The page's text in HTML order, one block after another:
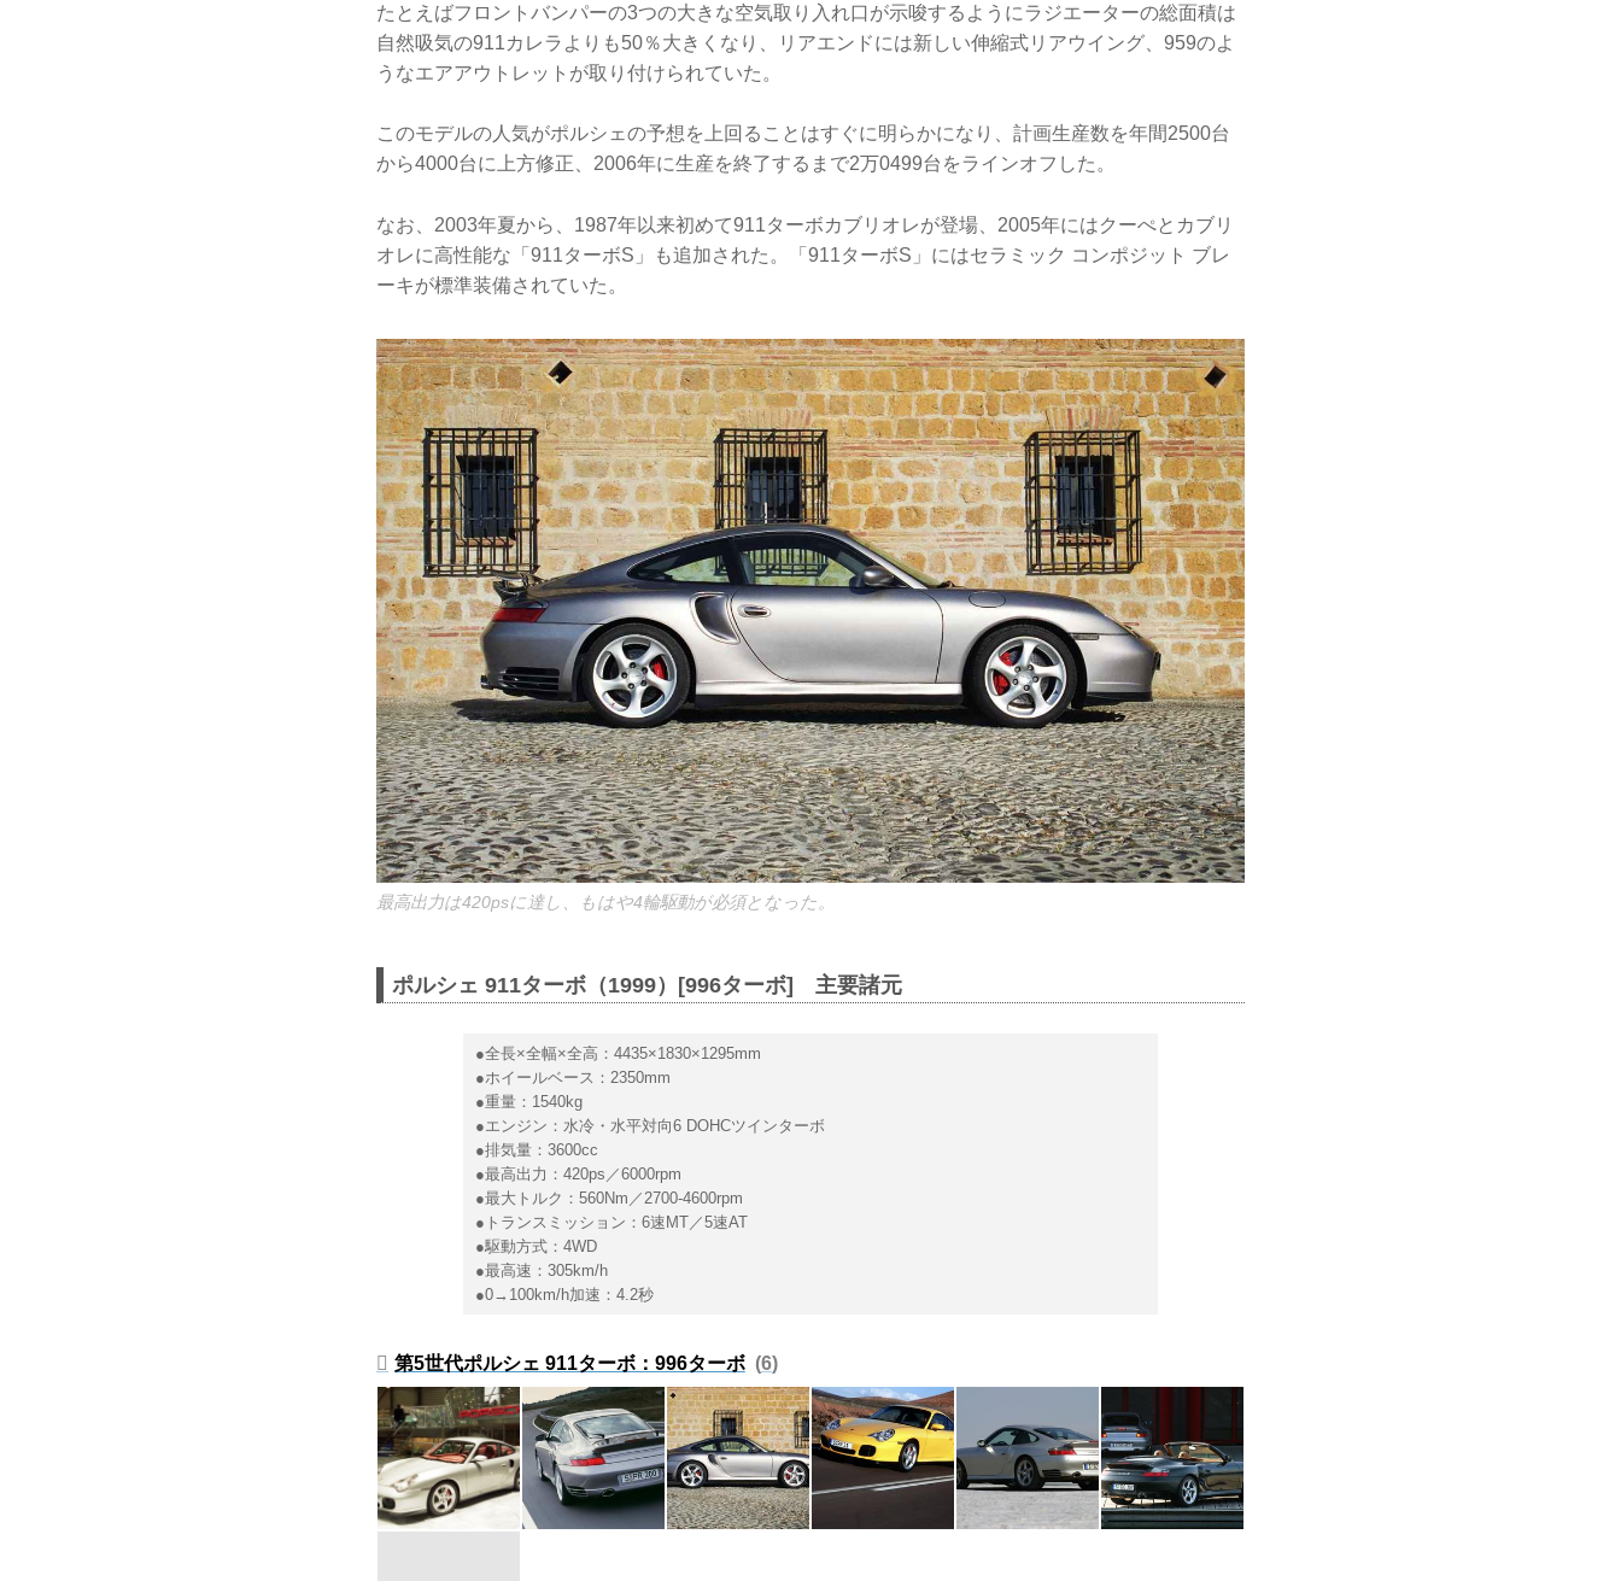
たとえばフロントバンパーの3つの大きな空気取り入れ口が示唆するようにラジエーターの総面積は
自然吸気の911カレラよりも50％大きくなり、リアエンドには新しい伸縮式リアウイング、959のよ
うなエアアウトレットが取り付けられていた。
このモデルの人気がポルシェの予想を上回ることはすぐに明らかになり、計画生産数を年間2500台
から4000台に上方修正、2006年に生産を終了するまで2万0499台をラインオフした。
なお、2003年夏から、1987年以来初めて911ターボカブリオレが登場、2005年にはクーぺとカブリ
オレに高性能な「911ターボS」も追加された。「911ターボS」にはセラミック コンポジット ブレ
ーキが標準装備されていた。
最高出力は420psに達し、もはや4輪駆動が必須となった。
ポルシェ 911ターボ（1999）[996ターボ] 主要諸元
●全長×全幅×全高：4435×1830×1295mm
●ホイールベース：2350mm
●重量：1540kg
●エンジン：水冷・水平対向6 DOHCツインターボ
●排気量：3600cc
●最高出力：420ps／6000rpm
●最大トルク：560Nm／2700-4600rpm
●トランスミッション：6速MT／5速AT
●駆動方式：4WD
●最高速：305km/h
●0→100km/h加速：4.2秒
第5世代ポルシェ 911ターボ：996ターボ 6